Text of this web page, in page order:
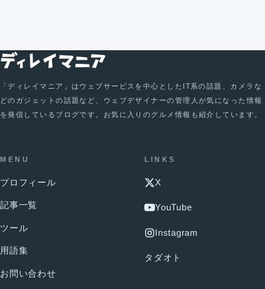
「ディレイマニア」はウェブサービスを中心としたIT系の話題、カメラな
どのガジェットの話題など、ウェブデザイナーの管理人が気になった情報
を発信しているブログです。お気に入りのグルメ情報も紹介しています。
MENU
プロフィール
記事一覧
ツール
用語集
お問い合わせ
LINKS
X
YouTube
Instagram
タダオト